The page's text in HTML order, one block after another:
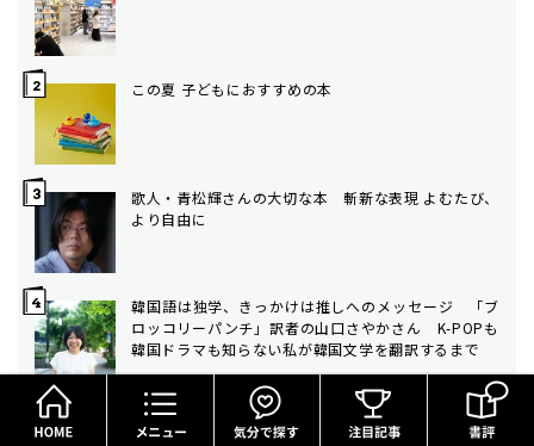
この夏 子どもにおすすめの本
歌人・青松輝さんの大切な本 斬新な表現 よむたび、
より自由に
韓国語は独学、きっかけは推しへのメッセージ 「ブ
ロッコリーパンチ」訳者の山口さやかさん K-POPも
韓国ドラマも知らない私が韓国文学を翻訳するまで
ドラマ「手塚治虫の戦争」主演・高良健吾さん 戦時
中の少年時代の厳しさと漫画への強い熱量を感じなが